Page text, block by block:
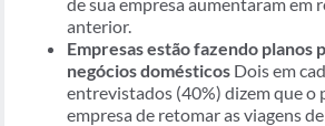
de sua empresa aumentaram em
anterior.
Empresas estão fazendo planos
negócios domésticos Dois em
entrevistados (40%) dizem que o
empresa de retomar as viagens